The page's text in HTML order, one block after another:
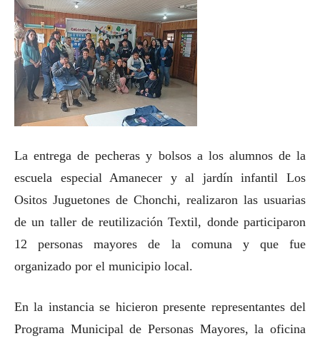
La entrega de pecheras y bolsos a los alumnos de la
escuela especial Amanecer y al jardín infantil Los
Ositos Juguetones de Chonchi, realizaron las usuarias
de un taller de reutilización Textil, donde participaron
12 personas mayores de la comuna y que fue
organizado por el municipio local.
En la instancia se hicieron presente representantes del
Programa Municipal de Personas Mayores, la oficina